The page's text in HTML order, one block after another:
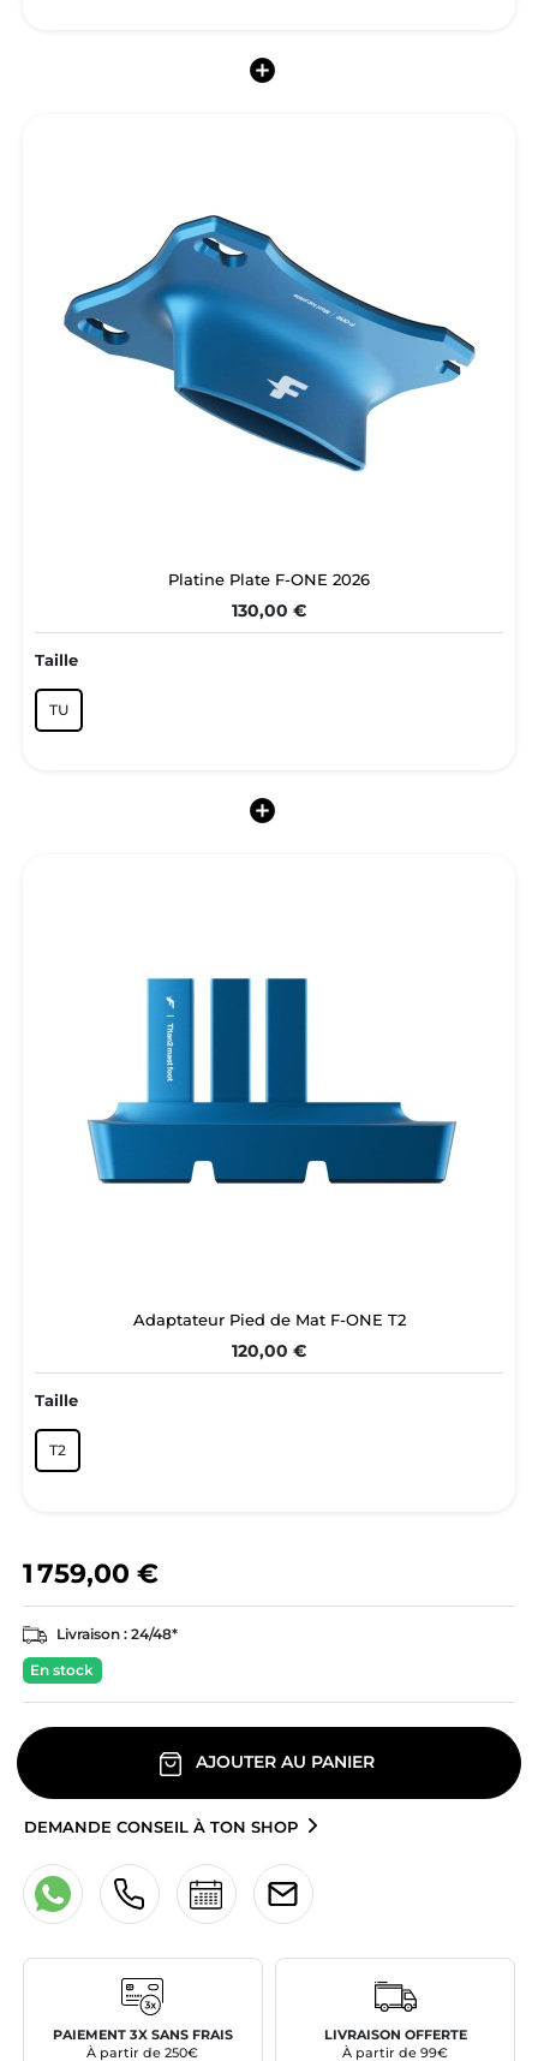
Platine Plate F-ONE 2026
130,00 €
Taille
TU
Adaptateur Pied de Mat F-ONE T2
120,00 €
Taille
T2
1 759,00 €
Livraison : 24/48*
En stock
AJOUTER AU PANIER
DEMANDE CONSEIL À TON SHOP
PAIEMENT 3X SANS FRAIS
À partir de 250€
LIVRAISON OFFERTE
À partir de 99€